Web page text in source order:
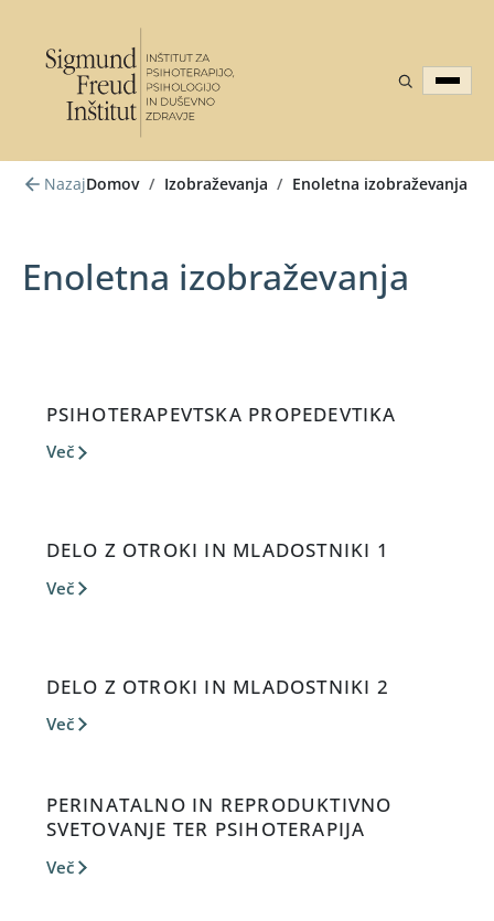
NazajDomov / Izobraževanja / Enoletna izobraževanja
Enoletna izobraževanja
PSIHOTERAPEVTSKA PROPEDEVTIKA
Več
DELO Z OTROKI IN MLADOSTNIKI 1
Več
DELO Z OTROKI IN MLADOSTNIKI 2
Več
PERINATALNO IN REPRODUKTIVNO
SVETOVANJE TER PSIHOTERAPIJA
Več